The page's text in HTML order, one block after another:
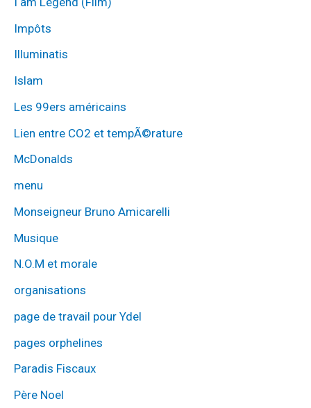
Impôts
Illuminatis
Islam
Les 99ers américains
Lien entre CO2 et tempÃ©rature
McDonalds
menu
Monseigneur Bruno Amicarelli
Musique
N.O.M et morale
organisations
page de travail pour Ydel
pages orphelines
Paradis Fiscaux
Père Noel